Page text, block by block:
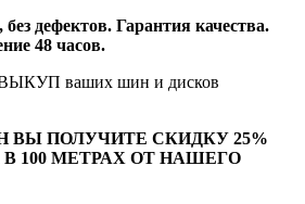
дефектов. Гарантия качества.
48 часов.
ваших шин и дисков
ПОЛУЧИТЕ СКИДКУ 25%
100 МЕТРАХ ОТ НАШЕГО